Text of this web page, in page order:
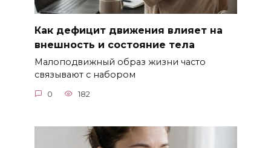
Как дефицит движения влияет на
внешность и состояние тела
Малоподвижный образ жизни часто
связывают с набором
0 182